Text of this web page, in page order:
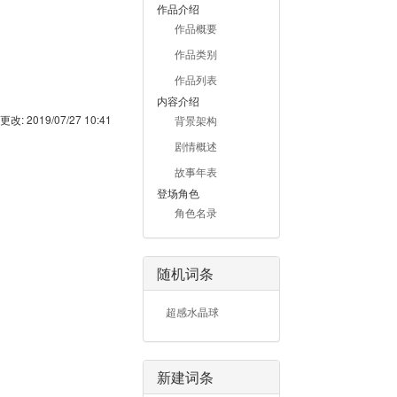
改:2019/07/27 10:41
作品介绍
作品概要
作品类别
作品列表
内容介绍
背景架构
剧情概述
故事年表
登场角色
角色名录
随机词条
超感水晶球
新建词条